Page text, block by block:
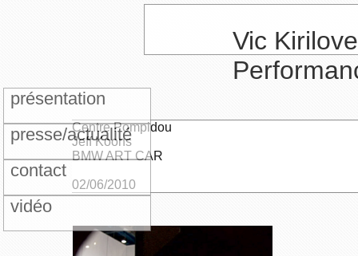
présentation
presse/actualité
contact
vidéo
Vic
Centre Pompidou
Jeff Koons
BMW ART CAR
02/06/2010